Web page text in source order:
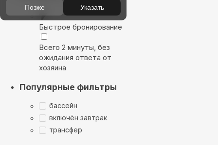
Быстрое бронирование
Всего 2 минуты, без
ожидания ответа от
хозяина
Популярные фильтры
бассейн
включён завтрак
трансфер
Позже Указать